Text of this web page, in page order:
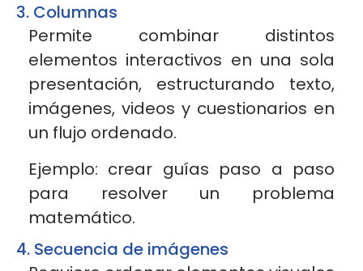
3. Columnas
Permite combinar distintos
elementos interactivos en una sola
presentación, estructurando texto,
imágenes, videos y cuestionarios en
un flujo ordenado.
Ejemplo: crear guías paso a paso
para resolver un problema
matemático.
4. Secuencia de imágenes